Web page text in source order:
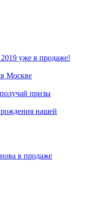
уже в продаже!
Москве
призы
нашей
в продаже